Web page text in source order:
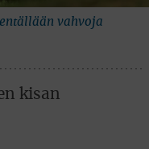
vahvoja
kisan